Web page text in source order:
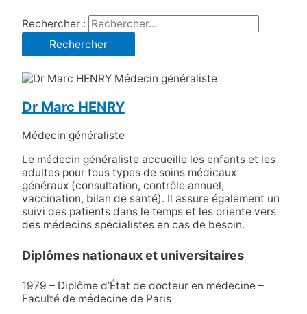
Rechercher :
Dr Marc HENRY
Médecin généraliste
Le médecin généraliste accueille les enfants et les
adultes pour tous types de soins médicaux
généraux (consultation, contrôle annuel,
vaccination, bilan de santé). Il assure également un
suivi des patients dans le temps et les oriente vers
des médecins spécialistes en cas de besoin.
Diplômes nationaux et universitaires
1979 – Diplôme d’État de docteur en médecine –
Faculté de médecine de Paris